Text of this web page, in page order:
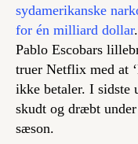
sydamerikanske
for én milliard dollar
Pablo Escobars
truer Netflix med at
ikke betaler. I sidste
skudt og dræbt
sæson.